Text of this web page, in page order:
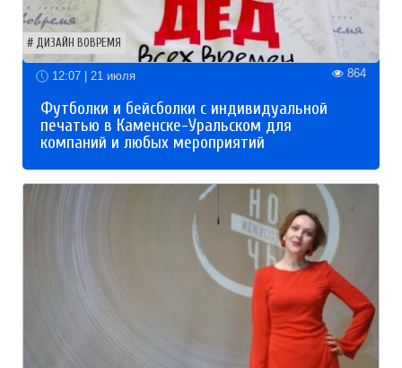
ДИЗАЙН ВОВРЕМЯ
12:07 | 21 июля 864
Футболки и бейсболки с индивидуальной
печатью в Каменске-Уральском для
компаний и любых мероприятий